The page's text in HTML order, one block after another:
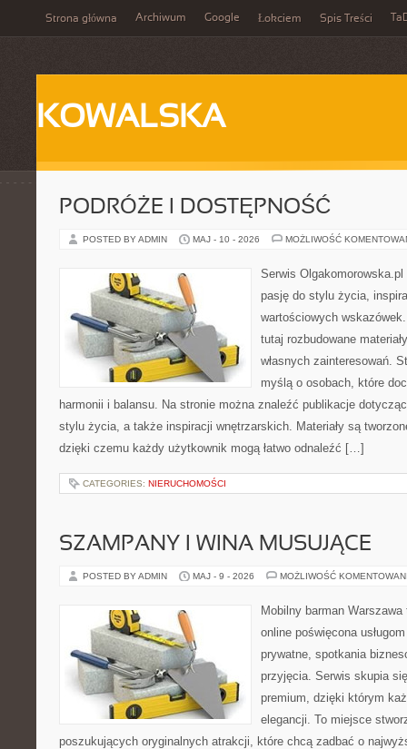
Strona główna Archiwum Google Łokciem Spis Treści
KOWALSKA
PODRÓŻE I DOSTĘPNOŚĆ
POSTED BY ADMIN MAJ - 10 - 2026 MOŻLIWOŚĆ
Serwis
pasję do stylu życia,
wartościowych
tutaj rozbudowane
własnych zainteresowań.
myślą o osobach, które
harmonii i balansu. Na stronie można znaleźć publikacje
stylu życia, a także inspiracji wnętrzarskich. Materiały są
dzięki czemu każdy użytkownik mogą łatwo odnaleźć […]
CATEGORIES: NIERUCHOMOŚCI
SZAMPANY I WINA MUSUJĄCE
POSTED BY ADMIN MAJ - 9 - 2026 MOŻLIWOŚĆ
Mobilny barman
online poświęcona
prywatne, spotkania
przyjęcia. Serwis skupia
premium, dzięki którym
elegancji. To miejsce
poszukujących oryginalnych atrakcji, które chcą zadbać o